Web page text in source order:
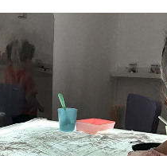
METNI'NI OKUDUM VE ANLADIM.*